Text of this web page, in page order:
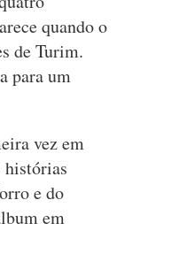
quando o
de Turim.
para um
vez em
histórias
e do
em